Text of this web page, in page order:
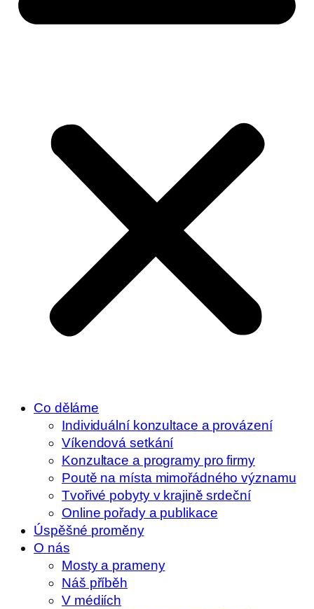
Co děláme
Individuální konzultace a provázení
Víkendová setkání
Konzultace a programy pro firmy
Poutě na místa mimořádného významu
Tvořivé pobyty v krajině srdeční
Online pořady a publikace
Úspěšné proměny
O nás
Mosty a prameny
Náš příběh
V médiích